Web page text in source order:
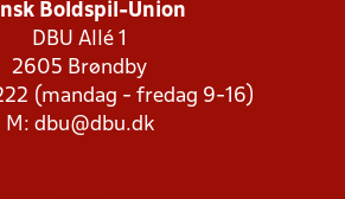
Boldspil-Union
DBU Allé 1
2605 Brøndby
(mandag - fredag 9-16)
M: dbu@dbu.dk